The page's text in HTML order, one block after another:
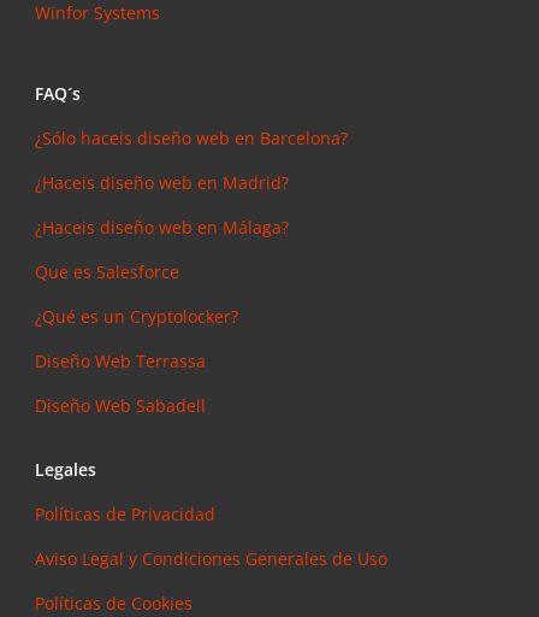
Winfor Systems
FAQ´s
¿Sólo haceis diseño web en Barcelona?
¿Haceis diseño web en Madrid?
¿Haceis diseño web en Málaga?
Que es Salesforce
¿Qué es un Cryptolocker?
Diseño Web Terrassa
Diseño Web Sabadell
Legales
Políticas de Privacidad
Aviso Legal y Condiciones Generales de Uso
Políticas de Cookies